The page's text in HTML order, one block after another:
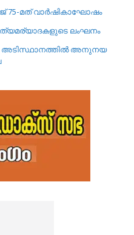
75-മത് വാർഷികാഘോഷം
ലംഘനം
അടിസ്ഥാനത്തിൽ അനുനയ